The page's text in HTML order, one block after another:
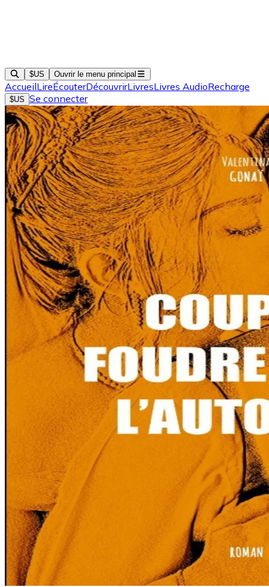
$US Ouvrir le menu principal
AccueilLireÉcouterDécouvrirLivresLivres AudioRecharge
$US Se connecter